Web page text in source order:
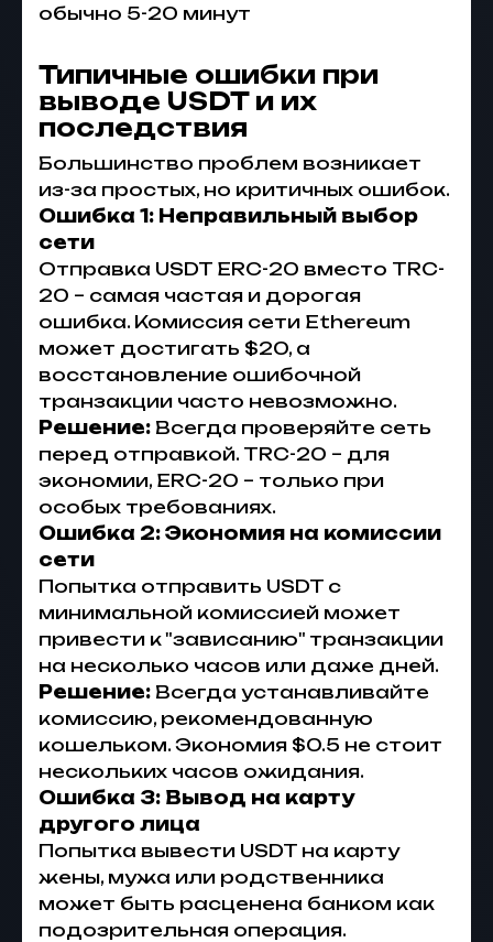
обычно 5-20 минут
Типичные ошибки при
выводе USDT и их
последствия
Большинство проблем возникает
из-за простых, но критичных ошибок.
Ошибка 1: Неправильный выбор
сети
Отправка USDT ERC-20 вместо TRC-
20 – самая частая и дорогая
ошибка. Комиссия сети Ethereum
может достигать $20, а
восстановление ошибочной
транзакции часто невозможно.
Решение: Всегда проверяйте сеть
перед отправкой. TRC-20 – для
экономии, ERC-20 – только при
особых требованиях.
Ошибка 2: Экономия на комиссии
сети
Попытка отправить USDT с
минимальной комиссией может
привести к "зависанию" транзакции
на несколько часов или даже дней.
Решение: Всегда устанавливайте
комиссию, рекомендованную
кошельком. Экономия $0.5 не стоит
нескольких часов ожидания.
Ошибка 3: Вывод на карту
другого лица
Попытка вывести USDT на карту
жены, мужа или родственника
может быть расценена банком как
подозрительная операция.